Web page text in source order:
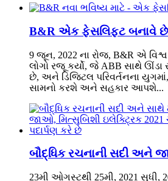
B&R એક ફેસલિફ્ટ બનાવે
9 જૂન, 2022 ના રોજ, B&R એ
લોગો રજૂ કર્યો, જે ABB સાથે ઊંડા
છે, અને ડિજિટલ પરિવર્તનના યુગમાં,
સામનો કરશે અને સહકાર આપશે...
બૌદ્ધિક રચનાની સદી અને
23મી ઓગસ્ટથી 25મી, 2021 સુધી,